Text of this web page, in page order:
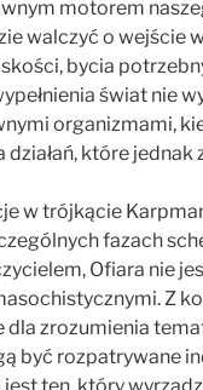
motorem
walczyć o wejście
bycia
świat nie
organizmami,
działań, które
w trójkącie
fazach
Ofiara nie
Z
dla zrozumienia
być rozpatrywane